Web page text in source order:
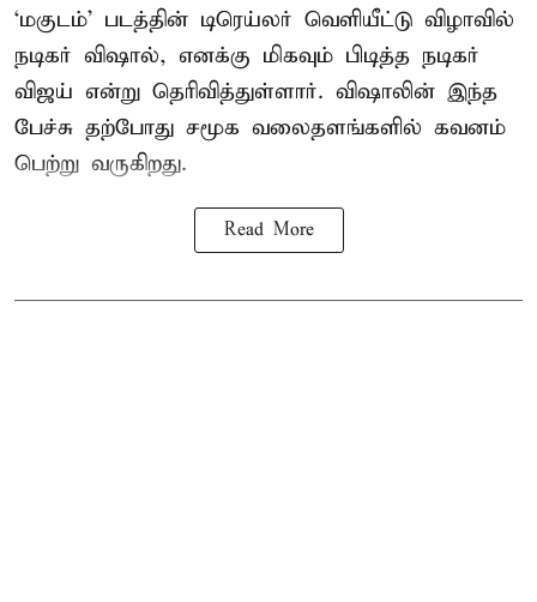
‘மகுடம்’ படத்தின் டிரெய்லர் வெளியீட்டு விழாவில்
நடிகர் விஷால், எனக்கு மிகவும் பிடித்த நடிகர்
விஜய் என்று தெரிவித்துள்ளார். விஷாலின் இந்த
பேச்சு தற்போது சமூக வலைதளங்களில் கவனம்
பெற்று வருகிறது.
Read More